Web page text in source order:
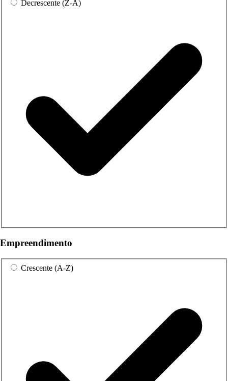
Decrescente (Z-A)
Empreendimento
Crescente (A-Z)